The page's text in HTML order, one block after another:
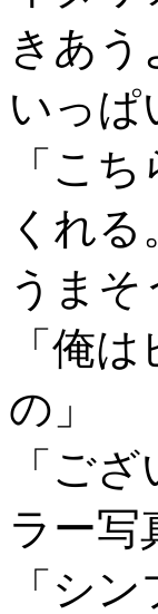
きあ
いっぱ
「こ
くれる
うま
「俺
の」
「ご
ラー写
「シ